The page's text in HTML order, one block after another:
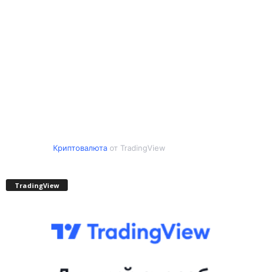
Криптовалютаот TradingView
TradingView